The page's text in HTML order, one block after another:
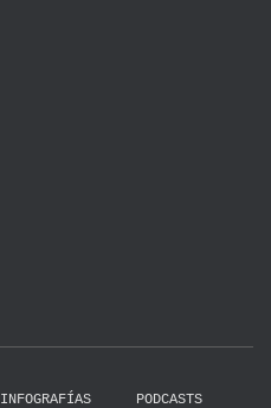
INFOGRAFÍAS PODCASTS